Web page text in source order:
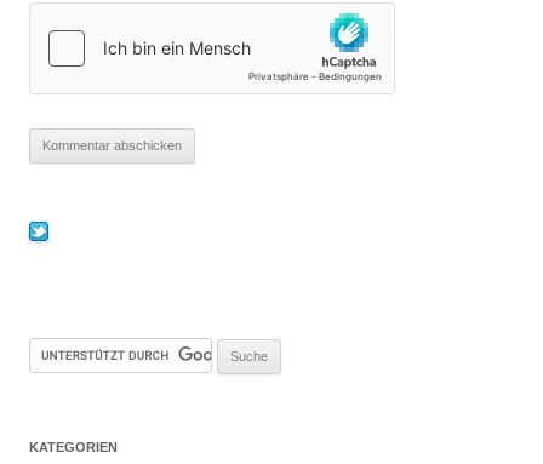
KATEGORIEN